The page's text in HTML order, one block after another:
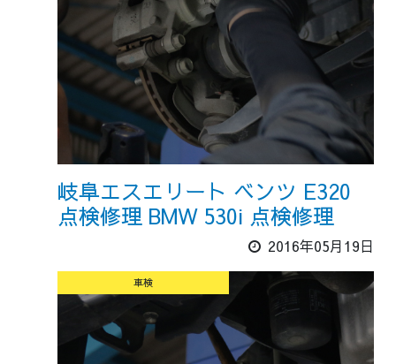
岐阜エスエリート ベンツ E320
点検修理 BMW 530i 点検修理
2016年05月19日
車検